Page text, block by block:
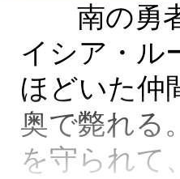
けば食べ
こうして
は、町の子
すことにな
ほのぼの, 女主
南の勇者
イシア・
ほどいた仲
奥で斃れる
を守られて